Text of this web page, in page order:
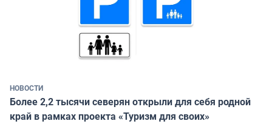
НОВОСТИ
Более 2,2 тысячи северян открыли для себя родной
край в рамках проекта «Туризм для своих»